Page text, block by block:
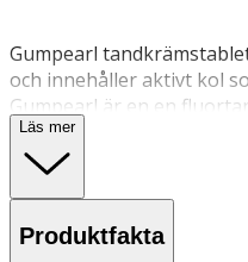
Gumpearl
och innehåller aktivt kol
Gumpearl är en en
Med fluorid (1450ppm F)
mot karies. 2,9 mg
fluorid/fluor.
tandläkarförbund.
Läs mer
Produktfakta